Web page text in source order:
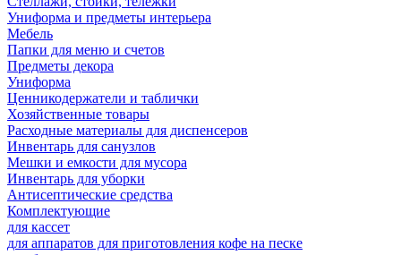
Униформа и предметы интерьера
Мебель
Папки для меню и счетов
Предметы декора
Униформа
Ценникодержатели и таблички
Хозяйственные товары
Расходные материалы для диспенсеров
Инвентарь для санузлов
Мешки и емкости для мусора
Инвентарь для уборки
Антисептические средства
Комплектующие
для кассет
для аппаратов для приготовления кофе на песке